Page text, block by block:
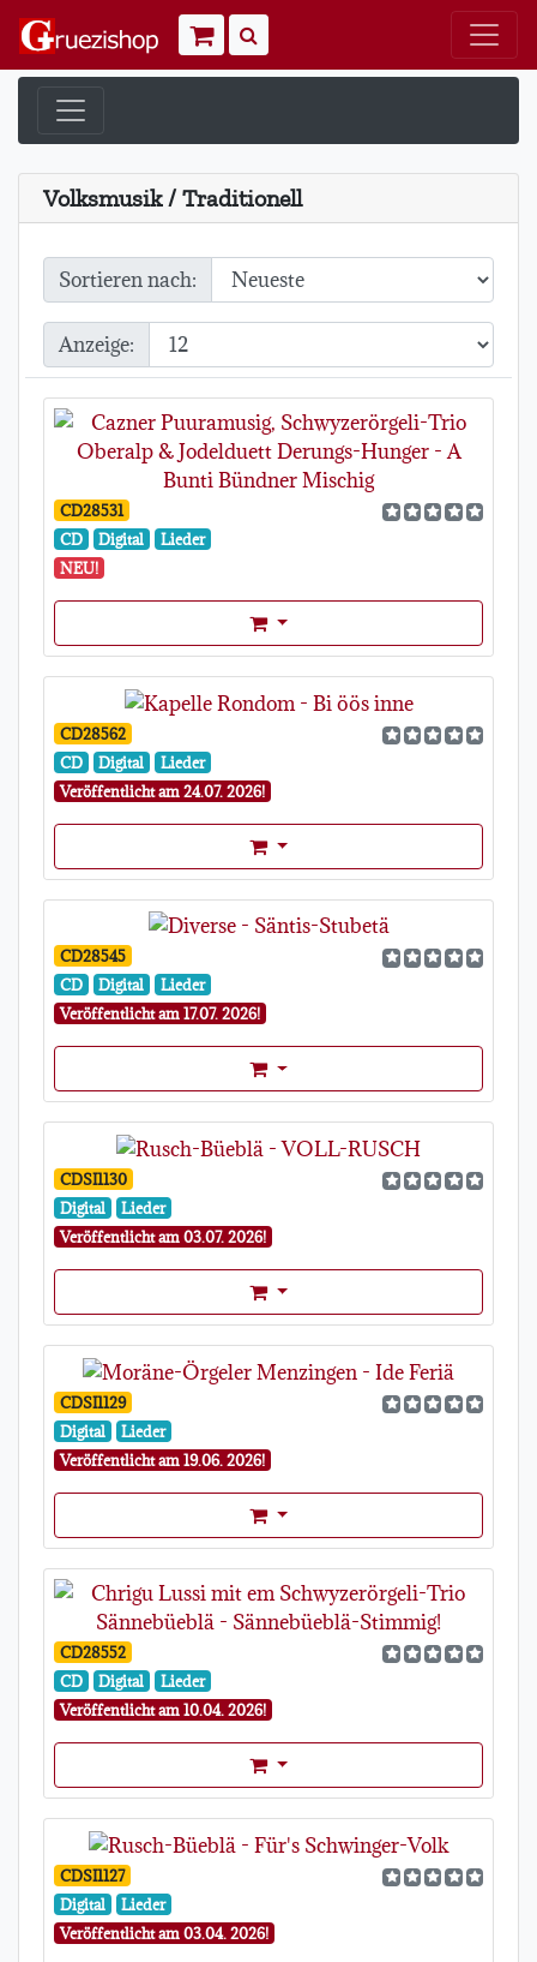
Warenkorb
Volksmusik / Traditionell
Sortieren nach:
Anzeige:
CD28531
CD
Digital
Lieder
NEU!
Format Auswahl Dropdown
CD28562
CD
Digital
Lieder
Veröffentlicht am 24.07. 2026!
Format Auswahl Dropdown
CD28545
CD
Digital
Lieder
Veröffentlicht am 17.07. 2026!
Format Auswahl Dropdown
CDSI1130
Digital
Lieder
Veröffentlicht am 03.07. 2026!
Format Auswahl Dropdown
CDSI1129
Digital
Lieder
Veröffentlicht am 19.06. 2026!
Format Auswahl Dropdown
CD28552
CD
Digital
Lieder
Veröffentlicht am 10.04. 2026!
Format Auswahl Dropdown
CDSI1127
Digital
Lieder
Veröffentlicht am 03.04. 2026!